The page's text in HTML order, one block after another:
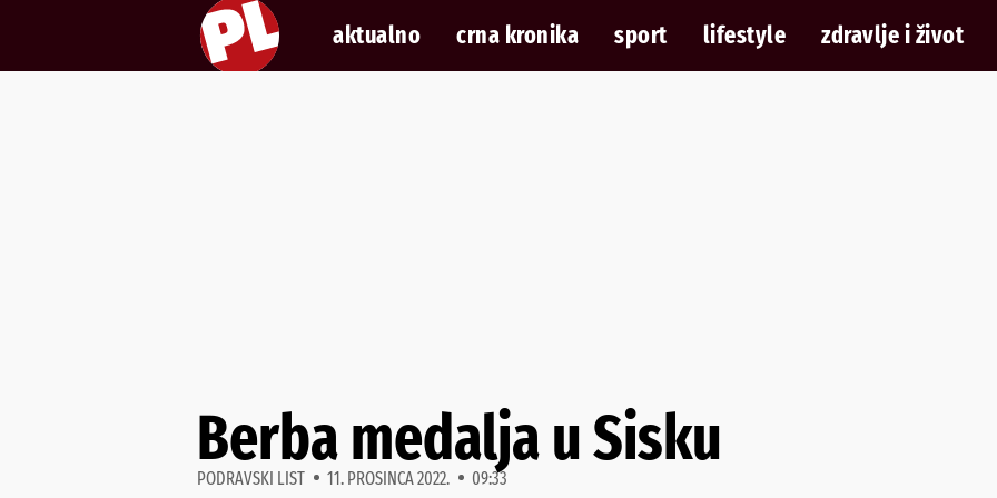
aktualno crna kronika sport lifestyle zdravlje i život
Berba medalja u Sisku
PODRAVSKI LIST 11. PROSINCA 2022. 09:33